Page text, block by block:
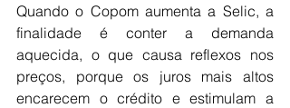
Quando o Copom aumenta a Selic, a
finalidade é conter a demanda
aquecida, o que causa reflexos nos
preços, porque os juros mais altos
encarecem o crédito e estimulam a